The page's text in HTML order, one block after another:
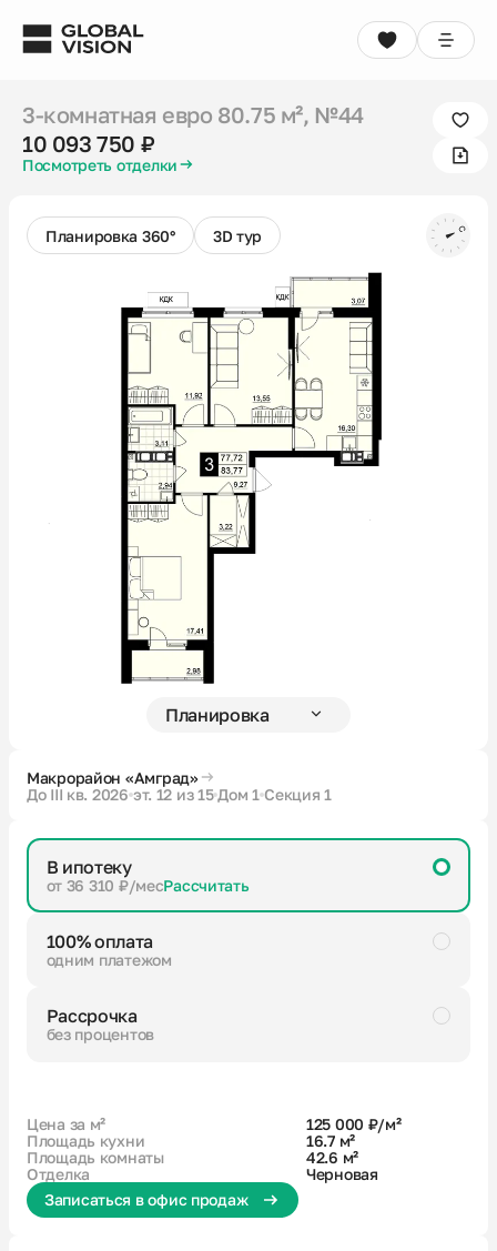
Выбрать квартиру Консультация
Проекты
Недвижимость
Способы покупки
Партнерам
Контакты
3-комнатная евро
10 093 750 ₽
3-комнатная евро 80.75 м², №44
10 093 750 ₽
Посмотреть отделки
Планировка 360° 3D тур
Макрорайон «Амград»
До III кв. 2026 эт. 12 из 15 Дом 1 Секция 1
В ипотеку
от 36 310 ₽/месРассчитать
100% оплата
одним платежом
Рассрочка
без процентов
Цена за м²
125 000 ₽/м²
Площадь кухни
16.7 м²
Площадь комнаты
42.6 м²
Отделка
Черновая
Записаться в офис продаж